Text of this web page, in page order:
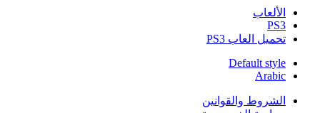
الألعاب
PS3
تحميل العاب PS3
Default style
Arabic
الشروط والقوانين